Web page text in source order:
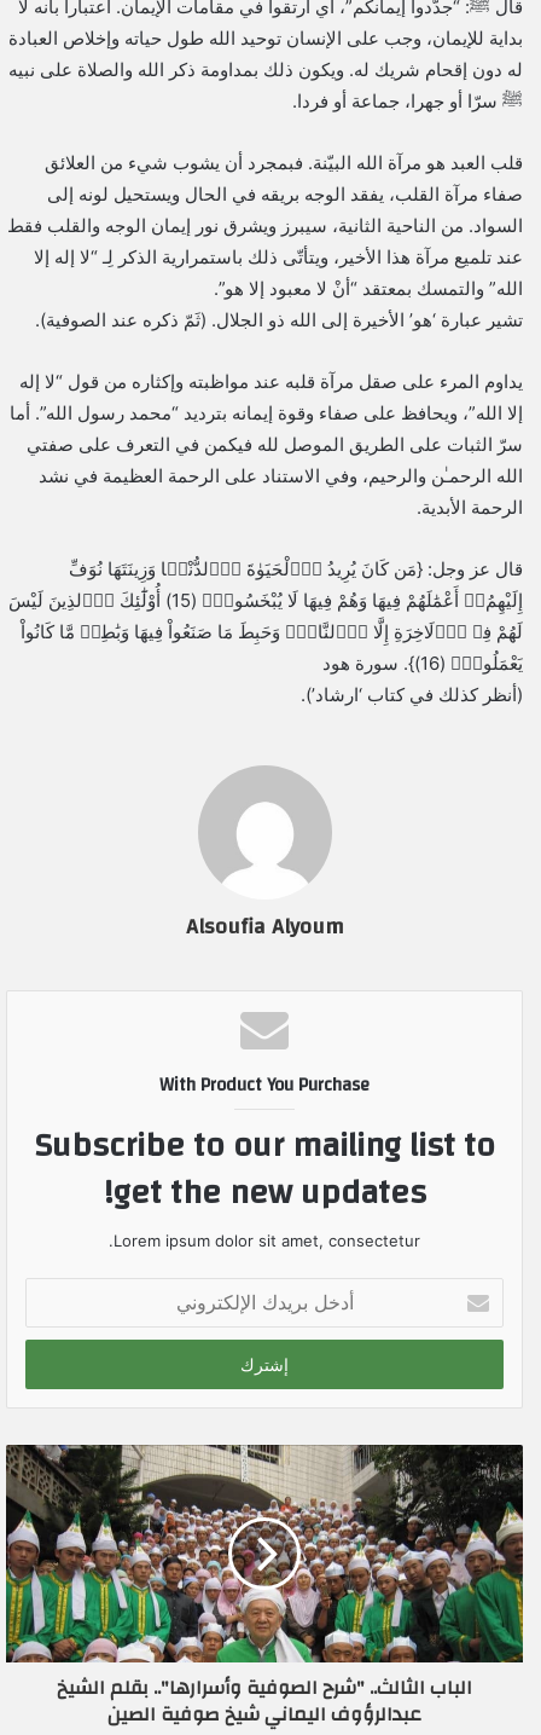
قال ﷺ: “جدّدوا إيمانكم”، أي ارتقوا في مقامات الإيمان. اعتبارا بأنه لا
بداية للإيمان، وجب على الإنسان توحيد الله طول حياته وإخلاص العبادة
له دون إقحام شريك له. ويكون ذلك بمداومة ذكر الله والصلاة على نبيه
ﷺ سرّا أو جهرا، جماعة أو فردا.
قلب العبد هو مرآة الله البيّنة. فبمجرد أن يشوب شيء من العلائق
صفاء مرآة القلب، يفقد الوجه بريقه في الحال ويستحيل لونه إلى
السواد. من الناحية الثانية، سيبرز ويشرق نور إيمان الوجه والقلب فقط
عند تلميع مرآة هذا الأخير، ويتأتّى ذلك باستمرارية الذكر لِـ “لا إله إلا
الله” والتمسك بمعتقد “أنْ لا معبود إلا هو”.
تشير عبارة ‘هو’ الأخيرة إلى الله ذو الجلال. (ثَمّ ذكره عند الصوفية).
يداوم المرء على صقل مرآة قلبه عند مواظبته وإكثاره من قول “لا إله
إلا الله”، ويحافظ على صفاء وقوة إيمانه بترديد “محمد رسول الله”. أما
سرّ الثبات على الطريق الموصل لله فيكمن في التعرف على صفتي
الله الرحمـٰن والرحيم، وفي الاستناد على الرحمة العظيمة في نشد
الرحمة الأبدية.
قال عز وجل: {مَن كَانَ يُرِيدُ اُ۬لْحَيَوٰةَ اَ۬لدُّنْي۪ا وَزِينَتَهَا نُوَفِّ
إِلَيْهِمُۥٓ أَعْمَٰلَهُمْ فِيهَا وَهُمْ فِيهَا لَا يُبْخَسُونَۖ (15) أُوْلَٰٓئِكَ اَ۬لذِينَ لَيْسَ
لَهُمْ فِے اِ۬لَاخِرَةِ إِلَّا اَ۬لنَّارُۖ وَحَبِطَ مَا صَنَعُواْ فِيهَا وَبَٰطِلٞ مَّا كَانُواْ
يَعْمَلُونَۖ (16)}. سورة هود
(أنظر كذلك في كتاب ‘ارشاد’).
Alsoufia Alyoum
With Product You Purchase
Subscribe to our mailing list to
get the new updates!
Lorem ipsum dolor sit amet, consectetur.
خ
ب
ي
د
ك
ا
ل
إ
ل
ك
ت
الباب الثالث.. "شرح الصوفية وأسرارها".. بقلم الشيخ
عبدالرؤوف اليماني شيخ صوفية الصين